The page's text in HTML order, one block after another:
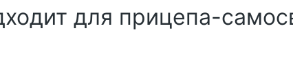
для прицепа-